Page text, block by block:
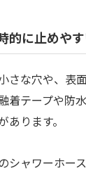
的に止めや
さな穴や、表
着テープや防
ります。
シャワーホー